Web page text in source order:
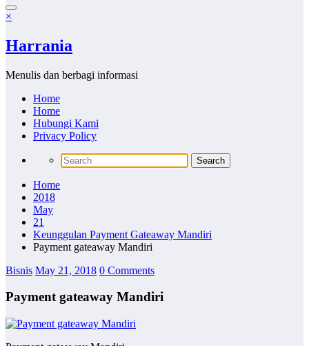
×
Harrania
Menulis dan berbagi informasi
Home
Home
Hubungi Kami
Privacy Policy
Home
2018
May
21
Keunggulan Payment Gateaway Mandiri
Payment gateaway Mandiri
Bisnis May 21, 2018 0 Comments
Payment gateaway Mandiri